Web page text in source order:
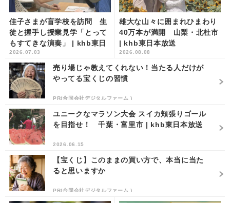
佳子さまが盲学校を訪問 生
徒と握手し授業見学「とって
もすてきな演奏」 | khb東日
本放送
2026.07.03
雄大な山々に囲まれひまわり
40万本が満開 山梨・北杜市
| khb東日本放送
2026.08.08
売り場じゃ教えてくれない！当たる人だけが
やってる宝くじの習慣
PR(合同会社デジタルファーム )
ユニークなマラソン大会 スイカ頬張りゴール
を目指せ！ 千葉・富里市 | khb東日本放送
2026.06.15
【宝くじ】このままの買い方で、本当に当た
ると思いますか
PR(合同会社デジタルファーム )